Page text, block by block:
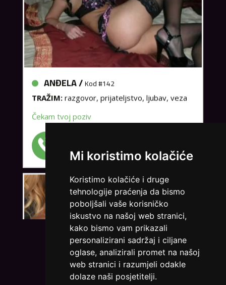
Mi koristimo kolačiće
Koristimo kolačiće i druge
tehnologije praćenja da bismo
poboljšali vaše korisničko
iskustvo na našoj web stranici,
kako bismo vam prikazali
personalizirani sadržaj i ciljane
oglase, analizirali promet na našoj
web stranici i razumjeli odakle
dolaze naši posjetitelji.
ANĐELA /
TRAŽIM:
razgovor, prijateljstvo, ljubav, veza
LILIANA /Kod #69
VIDI SVE CURE